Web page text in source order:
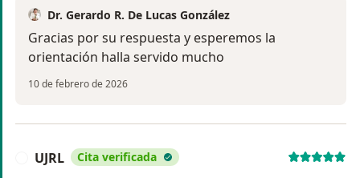
Dr. Gerardo R. De Lucas González
Gracias por su respuesta y esperemos la
orientación halla servido mucho
10 de febrero de 2026
UJRL Cita verificada